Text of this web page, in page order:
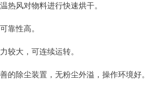
热风对物料进行快速烘干。
靠性高。
较大，可连续运转。
的除尘装置，无粉尘外溢，操作环境好。